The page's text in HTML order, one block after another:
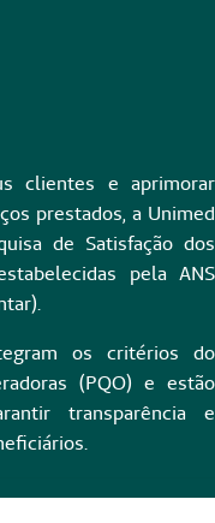
clientes e aprimorar
prestados, a Unimed
de Satisfação dos
pela ANS
os critérios do
(PQO) e estão
transparência e